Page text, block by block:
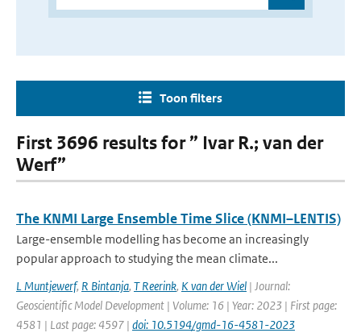
Toon filters
First 3696 results for ” Ivar R.; van der
Werf”
The KNMI Large Ensemble Time Slice (KNMI–LENTIS)
Large-ensemble modelling has become an increasingly
popular approach to studying the mean climate...
L Muntjewerf, R Bintanja, T Reerink, K van der Wiel | Journal:
Geoscientific Model Development | Volume: 16 | Year: 2023 | First page:
4581 | Last page: 4597 | doi: 10.5194/gmd-16-4581-2023